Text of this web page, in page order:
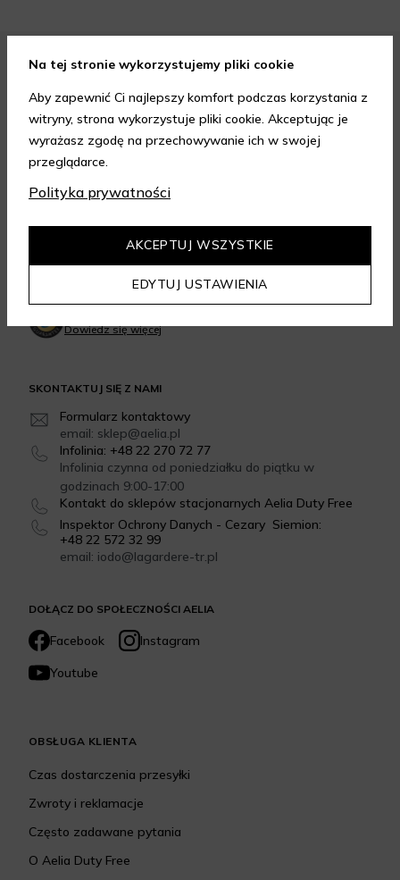
DOŁĄCZ DO SPOŁECZNOŚCI AELIA
Facebook
Instagram
Youtube
SKONTAKTUJ SIĘ Z NAMI
Formularz kontaktowy
email: sklep@aelia.pl
Infolinia: +48 22 270 72 77
Infolinia czynna od poniedziałku do piątku w
godzinach 9:00-17:00
Kontakt do sklepów stacjonarnych Aelia Duty Free
Inspektor Ochrony Danych - Cezary Siemion:
+48 22 572 32 99
email: iodo@lagardere-tr.pl
FORMY DOSTAWY
FORMY PŁATNOŚCI
OBSŁUGA KLIENTA
Czas dostarczenia przesyłki
Zwroty i reklamacje
Często zadawane pytania
O Aelia Duty Free
GWARANCJA JAKOŚCI
Dowiedz się więcej
Na tej stronie wykorzystujemy pliki cookie
Aby zapewnić Ci najlepszy komfort podczas korzystania z
witryny, strona wykorzystuje pliki cookie. Akceptując je
wyrażasz zgodę na przechowywanie ich w swojej
przeglądarce.
Polityka prywatności
EDYTUJ USTAWIENIA
AKCEPTUJ WSZYSTKIE